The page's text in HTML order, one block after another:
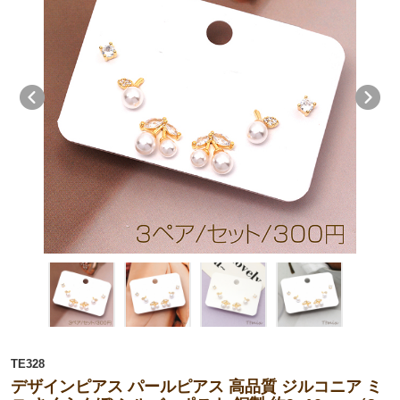
TE328
デザインピアス パールピアス 高品質 ジルコニア ミ